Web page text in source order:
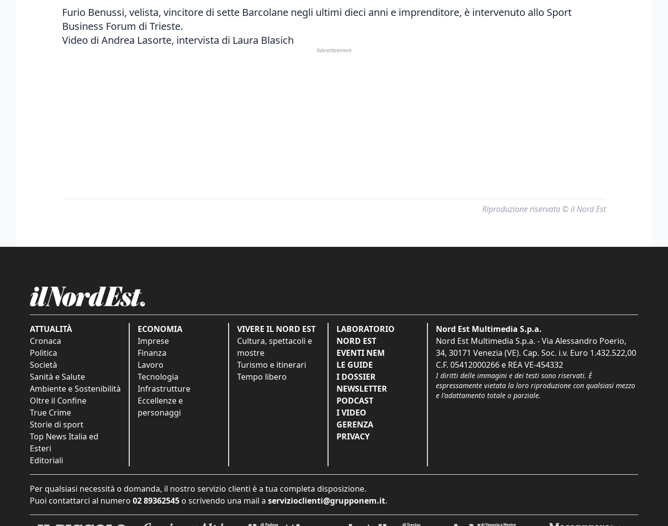
Furio Benussi, velista, vincitore di sette Barcolane negli ultimi dieci anni e imprenditore, è intervenuto allo Sport
Business Forum di Trieste.
Video di Andrea Lasorte, intervista di Laura Blasich
Riproduzione riservata © il Nord Est
ATTUALITÀ
Cronaca
Politica
Società
Sanità e Salute
Ambiente e Sostenibilità
Oltre il Confine
True Crime
Storie di sport
Top News Italia ed
Esteri
Editoriali
ECONOMIA
Imprese
Finanza
Lavoro
Tecnologia
Infrastrutture
Eccellenze e
personaggi
VIVERE IL NORD EST
Cultura, spettacoli e
mostre
Turismo e itinerari
Tempo libero
LABORATORIO
NORD EST
EVENTI NEM
LE GUIDE
I DOSSIER
NEWSLETTER
PODCAST
I VIDEO
GERENZA
PRIVACY
Nord Est Multimedia S.p.a.
Nord Est Multimedia S.p.a. - Via Alessandro Poerio,
34, 30171 Venezia (VE). Cap. Soc. i.v. Euro 1.432.522,00
C.F. 05412000266 e REA VE-454332
I diritti delle immagini e dei testi sono riservati. È
espressamente vietata la loro riproduzione con qualsiasi mezzo
e l'adattamento totale o parziale.
Per qualsiasi necessità o domanda, il nostro servizio clienti è a tua completa disposizione.
Puoi contattarci al numero 02 89362545 o scrivendo una mail a servizioclienti@grupponem.it.